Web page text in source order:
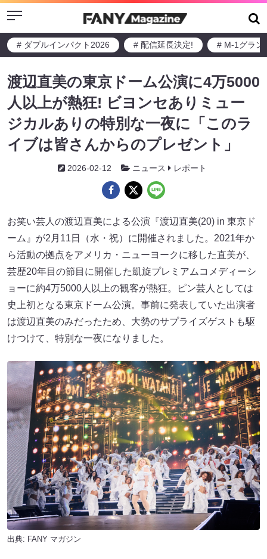
Menu
# ダブルインパクト2026 # 配信延長決定! # M-1グラン
渡辺直美の東京ドーム公演に4万5000
人以上が熱狂! ビヨンセありミュー
ジカルありの特別な一夜に「このラ
イブは皆さんからのプレゼント」
2026-02-12 ニュース レポート
お笑い芸人の渡辺直美による公演『渡辺直美(20) in 東京ド
ーム』が2月11日（水・祝）に開催されました。2021年か
ら活動の拠点をアメリカ・ニューヨークに移した直美が、
芸歴20年目の節目に開催した凱旋プレミアムコメディーシ
ョーに約4万5000人以上の観客が熱狂。ピン芸人としては
史上初となる東京ドーム公演。事前に発表していた出演者
は渡辺直美のみだったため、大勢のサプライズゲストも駆
けつけて、特別な一夜になりました。
出典: FANY マガジン